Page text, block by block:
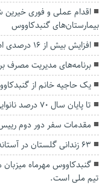
اقدام عملی و فوری
بیمارستان‌های گنبدکاووس
افزایش بیش از ۱۶ درصدی اهدای خون در گلستان
برنامه‌های مدیریت مصرف
یک حاجیه خانم از
تا پایان سال ۷۰ درصد نانوایی‌های گلستان به سوخت دوم مجهز می‌شوند
مقدمات سفر دور دوم
۶۳ زندانی گلستان در آستانه سالگرد شهادت سردار سلیمانی آزاد شدند
گنبدکاووس مهرماه میزبان
تیم ملی است.